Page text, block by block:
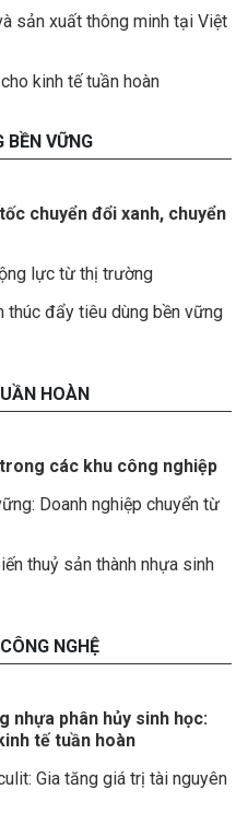
sản xuất thông minh tại Việt
kinh tế tuần hoàn
BỀN VỮNG
chuyển đổi xanh, chuyển
lực từ thị trường
thúc đẩy tiêu dùng bền vững
HOÀN
các khu công nghiệp
Doanh nghiệp chuyển từ
thuỷ sản thành nhựa sinh
NGHỆ
nhựa phân hủy sinh học:
tế tuần hoàn
Gia tăng giá trị tài nguyên